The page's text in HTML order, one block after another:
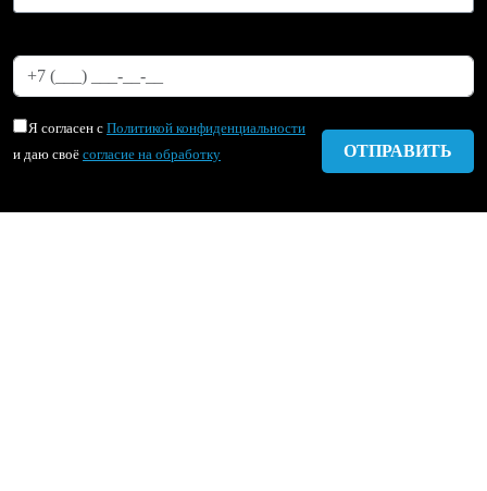
Я согласен с Политикой конфиденциальности
и даю своё согласие на обработку